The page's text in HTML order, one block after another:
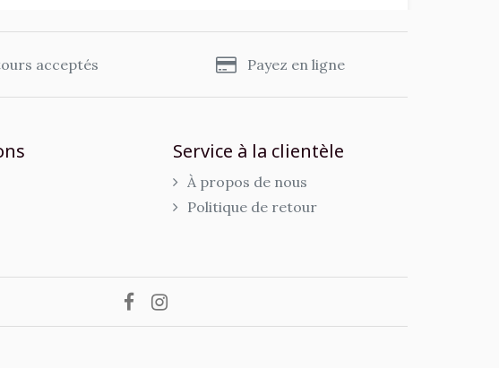
acceptés Payez en ligne
Service à la clientèle
À propos de nous
Politique de retour